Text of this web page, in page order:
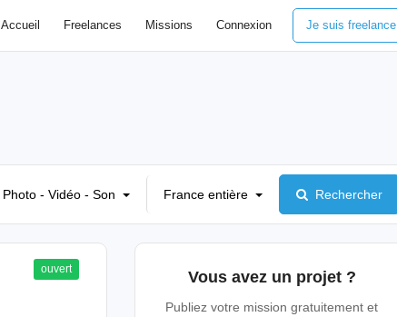
Accueil Freelances Missions Connexion Je suis freelance
Photo - Vidéo - Son France entière Rechercher
ouvert Vous avez un projet ?
Publiez votre mission gratuitement et